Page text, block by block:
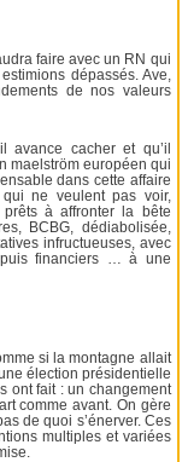
faire avec un RN qui
dépassés. Ave,
de nos valeurs
avance cacher et qu’il
maelström européen qui
dans cette affaire
ne veulent pas voir,
à affronter la bête
BCBG, dédiabolisée,
infructueuses, avec
financiers … à une
si la montagne allait
élection présidentielle
ont fait : un changement
comme avant. On gère
de quoi s’énerver. Ces
multiples et variées